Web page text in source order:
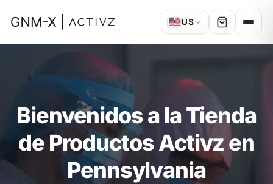
🇺🇸US
Bienvenidos a la Tienda
de Productos Activz en
Pennsylvania